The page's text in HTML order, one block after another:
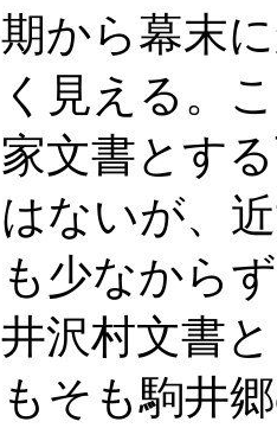
期から幕末
く見える。
家文書とす
はないが、
も少なから
井沢村文書
もそも駒井